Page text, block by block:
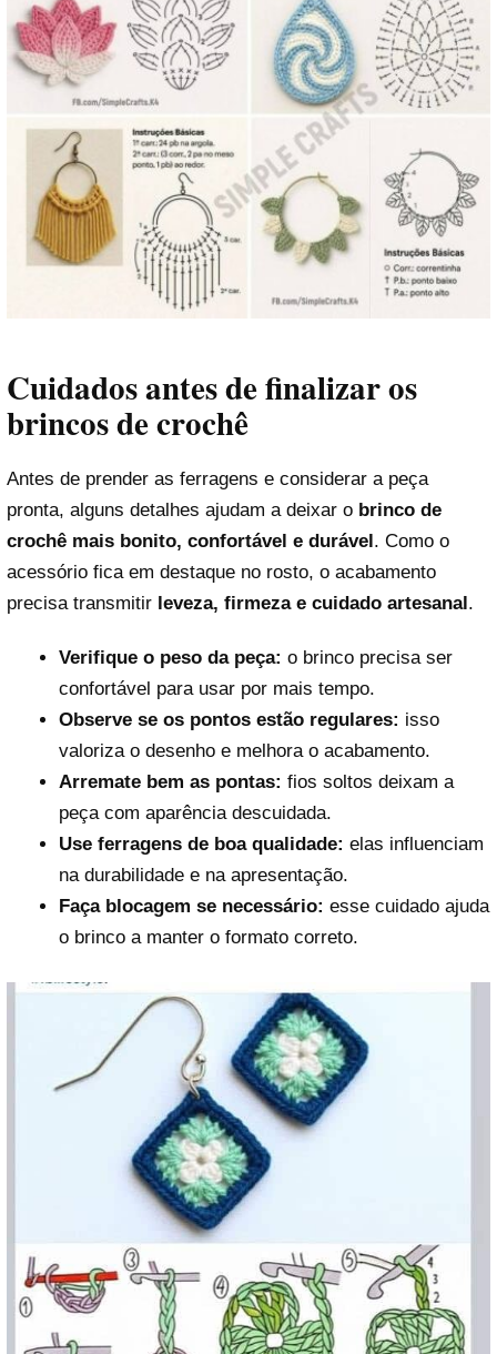
Cuidados antes de finalizar os
brincos de crochê
Antes de prender as ferragens e considerar a peça
pronta, alguns detalhes ajudam a deixar o brinco de
crochê mais bonito, confortável e durável. Como o
acessório fica em destaque no rosto, o acabamento
precisa transmitir leveza, firmeza e cuidado artesanal.
Verifique o peso da peça: o brinco precisa ser
confortável para usar por mais tempo.
Observe se os pontos estão regulares: isso
valoriza o desenho e melhora o acabamento.
Arremate bem as pontas: fios soltos deixam a
peça com aparência descuidada.
Use ferragens de boa qualidade: elas influenciam
na durabilidade e na apresentação.
Faça blocagem se necessário: esse cuidado ajuda
o brinco a manter o formato correto.